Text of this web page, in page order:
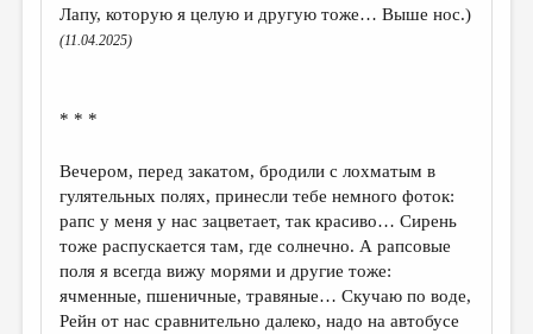
Лапу, которую я целую и другую тоже… Выше нос.)
(11.04.2025)
* * *
Вечером, перед закатом, бродили с лохматым в
гулятельных полях, принесли тебе немного фоток:
рапс у меня у нас зацветает, так красиво… Сирень
тоже распускается там, где солнечно. А рапсовые
поля я всегда вижу морями и другие тоже:
ячменные, пшеничные, травяные… Скучаю по воде,
Рейн от нас сравнительно далеко, надо на автобусе